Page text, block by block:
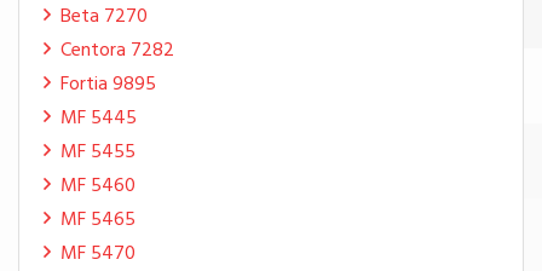
Beta 7270
Centora 7282
Fortia 9895
MF 5445
MF 5455
MF 5460
MF 5465
MF 5470